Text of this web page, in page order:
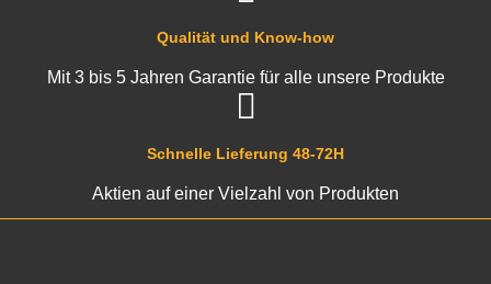
Schnelle Lieferung 48-72H
Aktien auf einer Vielzahl von Produkten
Qualität und Know-how
Mit 3 bis 5 Jahren Garantie für alle unsere Produkte